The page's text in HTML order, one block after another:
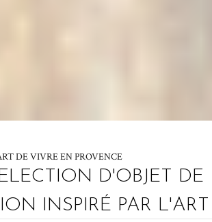
DE VIVRE EN PROVENCE
D'OBJET DE
INSPIRÉ PAR L'ART